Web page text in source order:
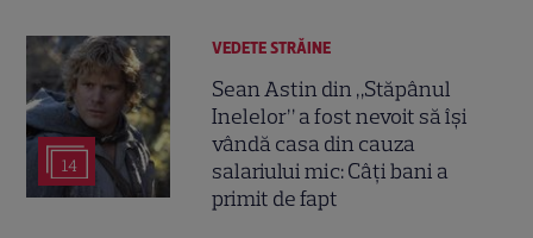
14
VEDETE STRĂINE
Sean Astin din „Stăpânul
Inelelor” a fost nevoit să își
vândă casa din cauza
salariului mic: Câți bani a
primit de fapt